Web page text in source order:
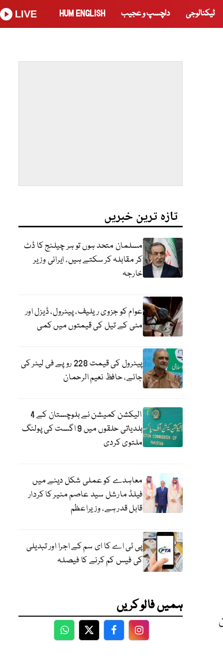
ٹیکنالوجی دلچسپ و عجیب HUM ENGLISH
LIVE
تازہ ترین خبریں
مسلمان متحد ہوں تو ہر چیلنج کا ڈٹ
کر مقابلہ کر سکتے ہیں، ایرانی وزیر
خارجہ
عوام کو جزوی ریلیف، پیٹرول، ڈیزل اور
مٹی کے تیل کی قیمتوں میں کمی
پیٹرول کی قیمت 228 روپے فی لیٹر کی
جائے، حافظ نعیم الرحمان
الیکشن کمیشن نے بلوچستان کے 4
بلدیاتی حلقوں میں 9 اگست کی پولنگ
ملتوی کردی
معاہدے کو عملی شکل دینے میں
فیلڈ مارشل سید عاصم منیر کا کردار
قابل قدر ہے، وزیراعظم
پی ٹی اے کا ای سم کے اجرا اور تبدیلی
کی فیس کم کرنے کا فیصلہ
ہمیں فالو کریں
WhatsApp
TwitterFacebookFacebook